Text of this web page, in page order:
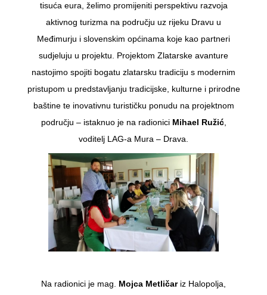
tisuća eura, želimo promijeniti perspektivu razvoja
aktivnog turizma na području uz rijeku Dravu u
Međimurju i slovenskim općinama koje kao partneri
sudjeluju u projektu. Projektom Zlatarske avanture
nastojimo spojiti bogatu zlatarsku tradiciju s modernim
pristupom u predstavljanju tradicijske, kulturne i prirodne
baštine te inovativnu turističku ponudu na projektnom
području – istaknuo je na radionici Mihael Ružić,
voditelj LAG-a Mura – Drava.
Na radionici je mag. Mojca Metličariz Halopolja,